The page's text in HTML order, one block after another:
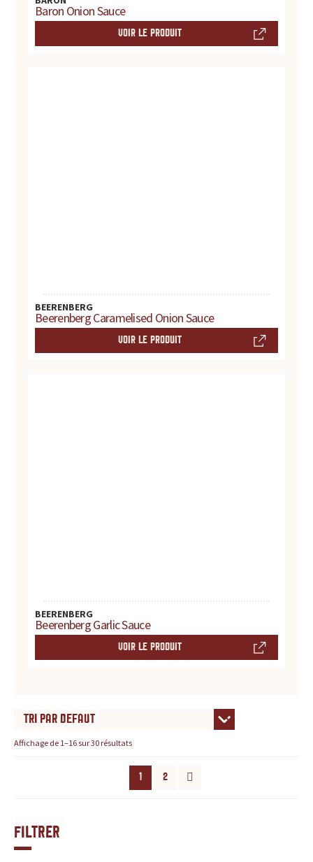
Baron Onion Sauce
VOIR LE PRODUIT
BEERENBERG
Beerenberg Caramelised Onion Sauce
VOIR LE PRODUIT
BEERENBERG
Beerenberg Garlic Sauce
VOIR LE PRODUIT
Affichage de 1–16 sur 30 résultats
1 2
Filtrer